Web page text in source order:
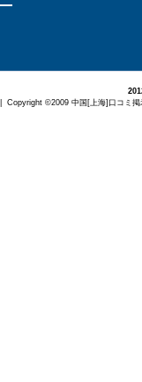
| Copyright ©2009 中国[上海]口コミ掲